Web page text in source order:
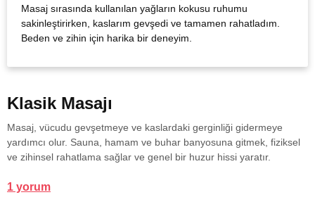
Masaj sırasında kullanılan yağların kokusu ruhumu
sakinleştirirken, kaslarım gevşedi ve tamamen rahatladım.
Beden ve zihin için harika bir deneyim.
Klasik Masajı
Masaj, vücudu gevşetmeye ve kaslardaki gerginliği gidermeye
yardımcı olur. Sauna, hamam ve buhar banyosuna gitmek, fiziksel
ve zihinsel rahatlama sağlar ve genel bir huzur hissi yaratır.
1 yorum